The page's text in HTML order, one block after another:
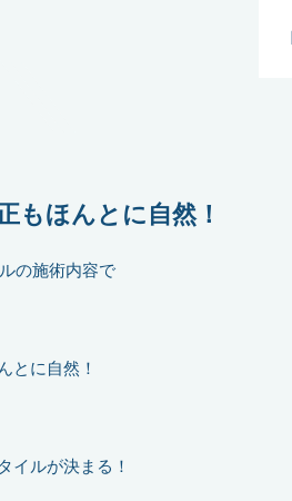
もほんとに自然！
の施術内容で
とに自然！
イルが決まる！